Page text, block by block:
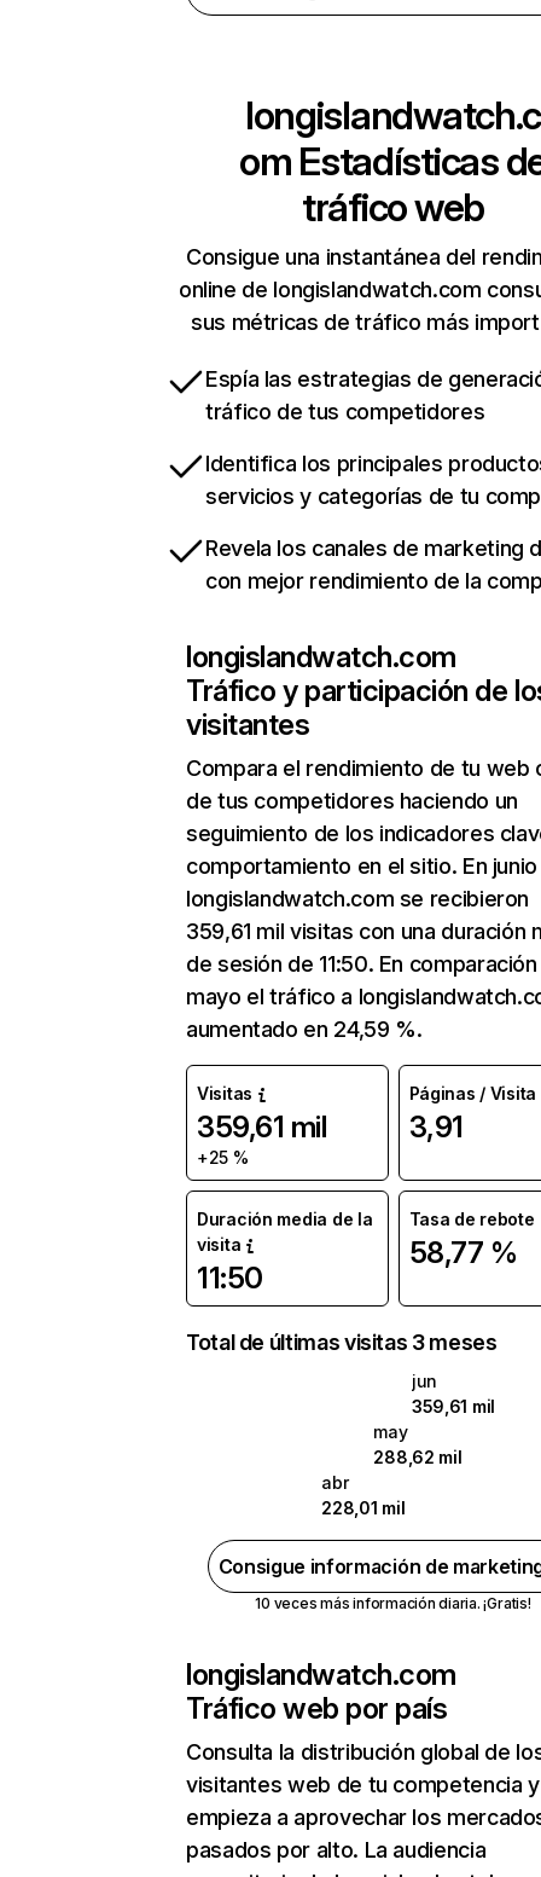
longislandwatch.c
om Estadísticas
tráfico web
Consigue una instantánea del
online de longislandwatch.com
sus métricas de tráfico más
Espía las estrategias de
tráfico de tus competidores
Identifica los principales
servicios y categorías de tu
Revela los canales de marketing
con mejor rendimiento de la
longislandwatch.com
Tráfico y participación de
visitantes
Compara el rendimiento de tu web
de tus competidores haciendo un
seguimiento de los indicadores
comportamiento en el sitio. En junio
longislandwatch.com se recibieron
359,61 mil visitas con una duración
de sesión de 11:50. En
mayo el tráfico a
aumentado en 24,59 %.
Visitas
359,61 mil
+25 %
Páginas / Visita
3,91
Duración media de la
visita
11:50
Tasa de rebote
58,77 %
Total de últimas visitas 3 meses
jun
359,61 mil
may
288,62 mil
abr
228,01 mil
Consigue información de
10 veces más información diaria. ¡Gratis!
longislandwatch.com
Tráfico web por país
Consulta la distribución global de
visitantes web de tu competencia y
empieza a aprovechar los
pasados por alto. La audiencia